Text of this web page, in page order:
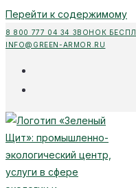
Перейти к содержимому
8 800 777 04 34 ЗВОНОК
INFO@GREEN-ARMOR.RU